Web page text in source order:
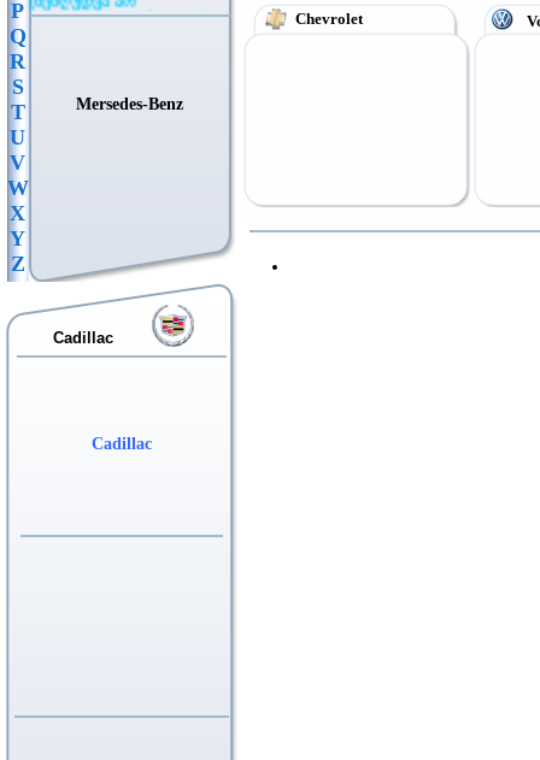
P
Q
R
S
T
U
V
W
X
Y
Z
ვრცელდება განცხადების
Mersedes-Benz
Cadillac
Cadillac
Chevrolet